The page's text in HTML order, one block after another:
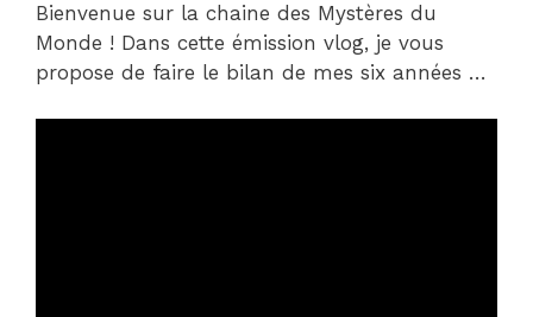
Bienvenue sur la chaine des Mystères du
Monde ! Dans cette émission vlog, je vous
propose de faire le bilan de mes six années …